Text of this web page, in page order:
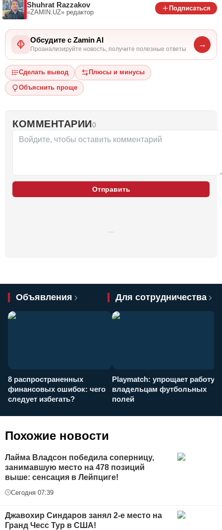
Shuhrat Razzakov
«ZAMIN.UZ» редактор
Подписаться
Обсудите с Zamin AI
Проанализируйте новость, получите полезные ответы
→
Сделать вывод Плюсы и минусы
Объяснить проще
КОММЕНТАРИИ0
Отправить
Объявления Для сотрудничества
8 распространенных
финансовых ошибок: чего
следует избегать?
Playmatch: упрощает работу
владельцам футбольных
полей
Похожие новости
Лайма Владсон победила соперницу,
занимавшую место на 478 позиций
выше: сенсация в Лейпциге!
Сегодня 07:39
Джавохир Синдаров занял 2-е место на
Гранд Чесс Тур в США!